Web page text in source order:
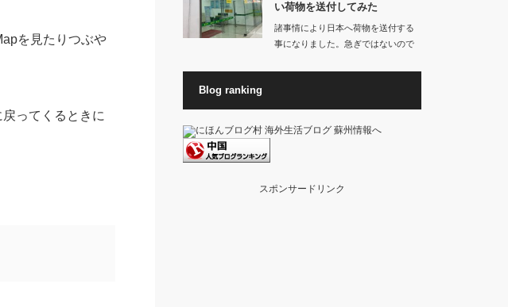
を見たりつぶや
ってくるときに
い荷物を送付してみた
諸事情により日本へ荷物を送付する
事になりました。急ぎではないので
Blog ranking
スポンサードリンク